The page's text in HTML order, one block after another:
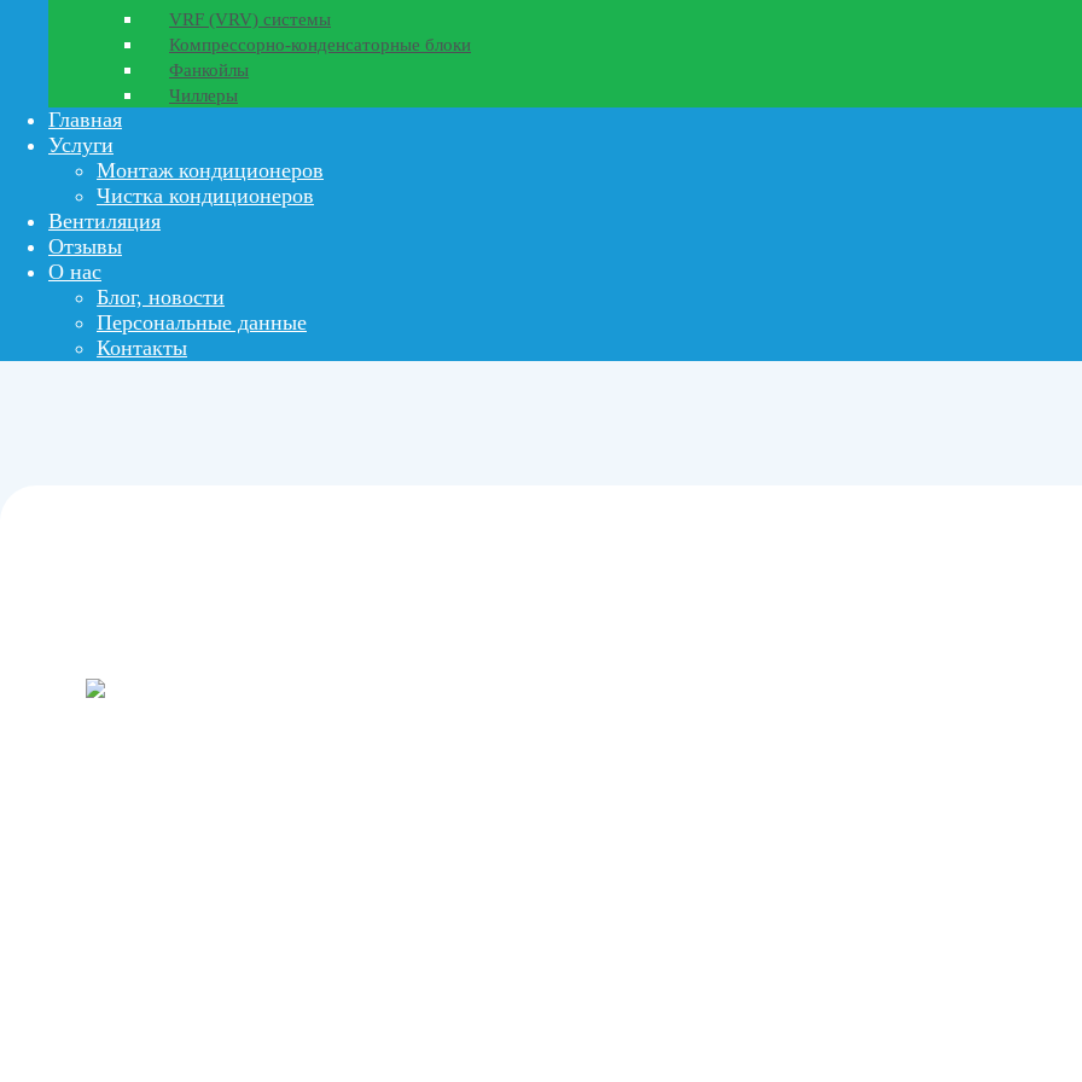
VRF (VRV) системы
Компрессорно-конденсаторные блоки
Фанкойлы
Чиллеры
Главная
Услуги
Монтаж кондиционеров
Чистка кондиционеров
Вентиляция
Отзывы
О нас
Блог, новости
Персональные данные
Контакты